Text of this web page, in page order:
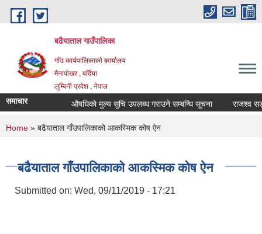
Skip to main content
बढैयाताल गाउँपालिका
गाँउ कार्यपालिकाकाे कार्यालय
मैनापाेखर , बर्दिया
लुम्बिनी प्रदेश , नेपाल
समाचार औषधिकाे मुल्य सुचि उपलब्ध गराउने सम्बन्धि सूचना राजश्व
You are here
Home » बढैयाताल गाँउपालिकाको आकस्मिक कोष ऐन
बढैयाताल गाँउपालिकाको आकस्मिक कोष ऐन
Submitted on: Wed, 09/11/2019 - 17:21